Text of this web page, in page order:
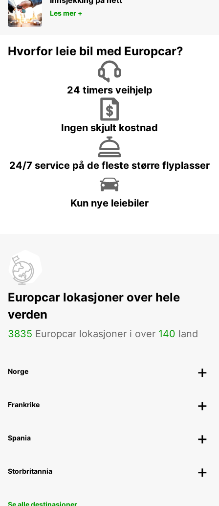
Les mer +
Hvorfor leie bil med Europcar?
24 timers veihjelp
Ingen skjult kostnad
24/7 service på de fleste større flyplasser
Kun nye leiebiler
Europcar lokasjoner over hele
verden
3835 Europcar lokasjoner i over 140 land
Norge
Frankrike
Spania
Storbritannia